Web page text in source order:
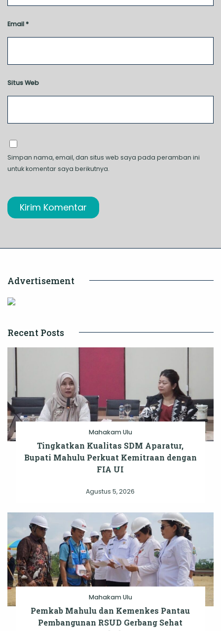
Email *
Situs Web
Simpan nama, email, dan situs web saya pada peramban ini
untuk komentar saya berikutnya.
Advertisement
Recent Posts
Mahakam Ulu
Tingkatkan Kualitas SDM Aparatur,
Bupati Mahulu Perkuat Kemitraan dengan
FIA UI
Agustus 5, 2026
Mahakam Ulu
Pemkab Mahulu dan Kemenkes Pantau
Pembangunan RSUD Gerbang Sehat